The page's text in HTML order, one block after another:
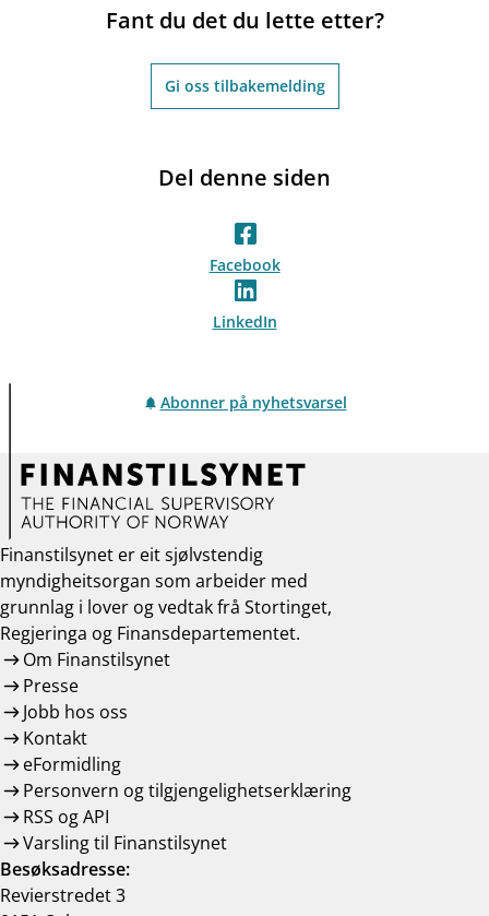
Fant du det du lette etter?
Gi oss tilbakemelding
Del denne siden
Facebook
LinkedIn
Abonner på nyhetsvarsel
Finanstilsynet er eit sjølvstendig
myndigheitsorgan som arbeider med
grunnlag i lover og vedtak frå Stortinget,
Regjeringa og Finansdepartementet.
Om Finanstilsynet
Presse
Jobb hos oss
Kontakt
eFormidling
Personvern og tilgjengelighetserklæring
RSS og API
Varsling til Finanstilsynet
Besøksadresse:
Revierstredet 3